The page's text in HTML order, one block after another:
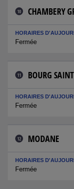
10 CHAMBERY
HORAIRES
Fermée
11 BOURG
HORAIRES
Fermée
12 MODANE
HORAIRES
Fermée